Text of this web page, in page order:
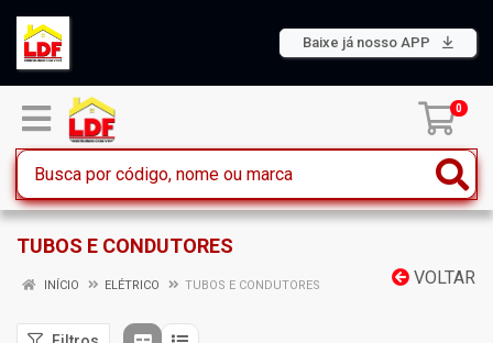
Baixe já nosso APP
0
TUBOS E CONDUTORES
VOLTAR
INÍCIO ELÉTRICO TUBOS E CONDUTORES